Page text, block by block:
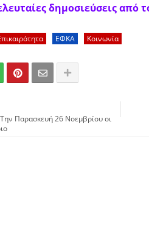
δημοσιεύσεις από
ΕΦΚΑ Κοινωνία
Παρασκευή 26 Νοεμβρίου οι